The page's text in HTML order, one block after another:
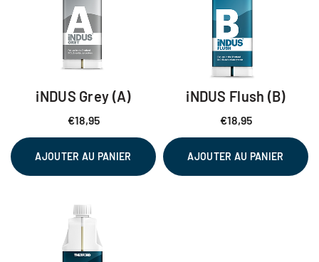
iNDUS Grey (A)
€18,95
AJOUTER AU PANIER
iNDUS Flush (B)
€18,95
AJOUTER AU PANIER